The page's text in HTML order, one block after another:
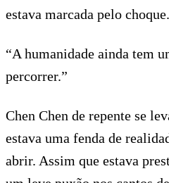
estava marcada pelo choque.
“A humanidade ainda tem
percorrer.”
Chen Chen de repente se
estava uma fenda de
abrir. Assim que estava